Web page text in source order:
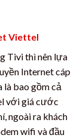
Viettel
Tivi thì nên lựa
Internet cáp
là bao gồm cả
với giá cước
ngoài ra khách
wifi và đầu